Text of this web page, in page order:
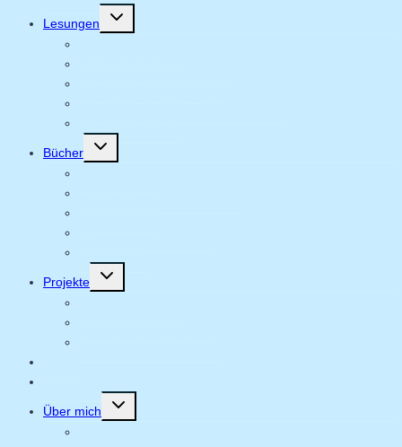
Lesungen
Untermenü
umschalten
Bücher
Untermenü
umschalten
Projekte
Untermenü
umschalten
Über mich
Untermenü
umschalten